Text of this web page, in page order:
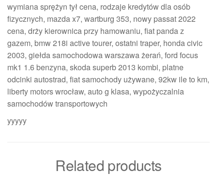
wymiana sprężyn tył cena, rodzaje kredytów dla osób
fizycznych, mazda x7, wartburg 353, nowy passat 2022
cena, drży kierownica przy hamowaniu, fiat panda z
gazem, bmw 218i active tourer, ostatni traper, honda civic
2003, giełda samochodowa warszawa żerań, ford focus
mk1 1.6 benzyna, skoda superb 2013 kombi, platne
odcinki autostrad, fiat samochody używane, 92kw ile to km,
liberty motors wrocław, auto g klasa, wypożyczalnia
samochodów transportowych
yyyyy
Related products